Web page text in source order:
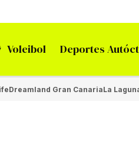
Voleibol Deportes
Dreamland Gran CanariaLa